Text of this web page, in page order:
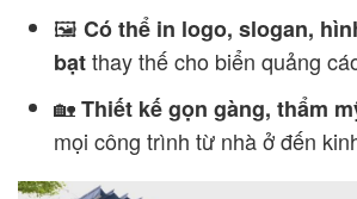
🖼️ Có thể in logo, slogan,
bạtthay thế cho biển quảng
🏡Thiết kế gọn gàng, thẩm
mọi công trình từ nhà ở đến